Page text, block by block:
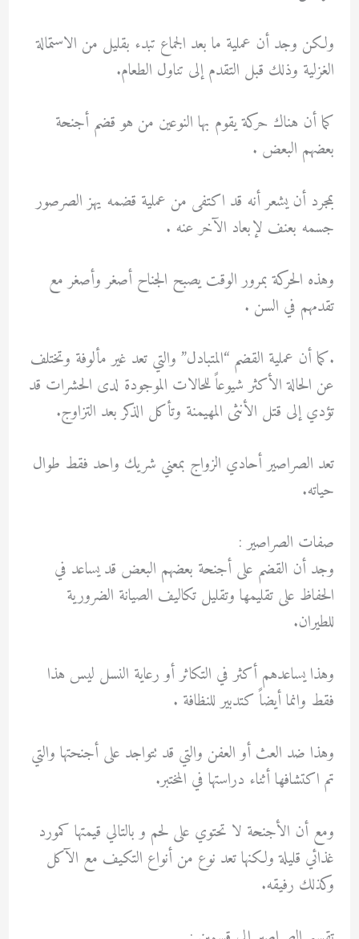
ولكن وجد أن عملية ما بعد الجماع تبدء بقليل من الاستمالة
الغزلية وذلك قبل التقدم إلى تناول الطعام.
كما أن هناك حركة يقوم بها النوعين من هو قضم أجنحة
بعضهم البعض .
بمجرد أن يشعر أنه قد اكتفى من عملية قضمه يهز الصرصور
جسمه بعنف لإبعاد الآخر عنه .
وهذه الحركة بمرور الوقت يصبح الجناح أصغر وأصغر مع
تقدمهم في السن .
.كما أن عملية القضم “المتبادل” والتي تعد غير مألوفة وتختلف
عن الحالة الأكثر شيوعاً للحالات الموجودة لدى الحشرات قد
تؤدي إلى قتل الأنثى المهيمنة وتأكل الذكر بعد التزاوج.
تعد الصراصير أحادي الزواج بمعني شريك واحد فقط طوال
حياته.
صفات الصراصير :
وجد أن القضم على أجنحة بعضهم البعض قد يساعد في
الحفاظ على تقليمها وتقليل تكاليف الصيانة الضرورية
للطيران.
وهذا يساعدهم أكثر في التكاثر أو رعاية النسل ليس هذا
فقط وانما أيضاً كتدبير للنظافة .
وهذا ضد العث أو العفن والتي قد تتواجد على أجنحتها والتي
تم اكتشافها أثناء دراستها في المختبر.
ومع أن الأجنحة لا تحتوي على لحم و بالتالي قيمتها كمورد
غذائي قليلة ولكنها تعد نوع من أنواع التكيف مع الآكل
وكذلك رفيقه.